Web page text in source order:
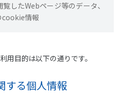
したWebページ等のデータ、
cookie情報
用目的は以下の通りです。
する個人情報